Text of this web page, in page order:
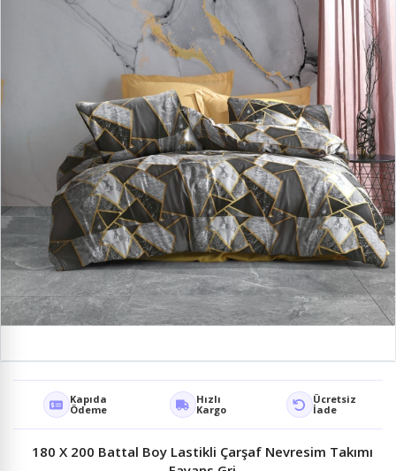
Kapıda
Ödeme
Hızlı
Kargo
Ücretsiz
İade
180 X 200 Battal Boy Lastikli Çarşaf Nevresim Takımı